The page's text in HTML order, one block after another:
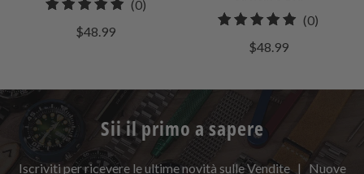
(0)0
$48.99
(0)
$48.99
Sii il primo a sapere
Iscriviti per ricevere le ultime novità sulle Vendite | Nuove